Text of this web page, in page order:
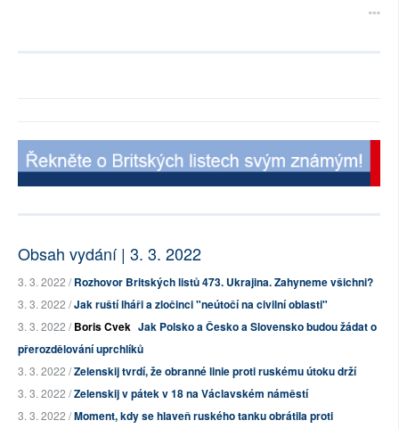
Obsah vydání | 3. 3. 2022
3. 3. 2022 /Rozhovor Britských listů 473. Ukrajina. Zahyneme všichni?
3. 3. 2022 /Jak ruští lháři a zločinci "neútočí na civilní oblasti"
3. 3. 2022 /Boris Cvek Jak Polsko a Česko a Slovensko budou žádat o
přerozdělování uprchlíků
3. 3. 2022 /Zelenskij tvrdí, že obranné linie proti ruskému útoku drží
3. 3. 2022 /Zelenskij v pátek v 18 na Václavském náměstí
3. 3. 2022 /Moment, kdy se hlaveň ruského tanku obrátila proti